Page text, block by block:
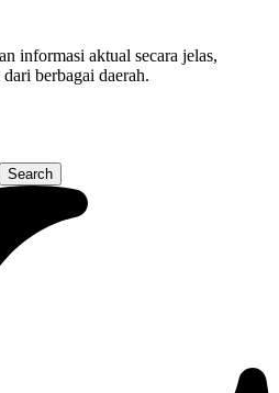
informasi aktual secara jelas,
berbagai daerah.